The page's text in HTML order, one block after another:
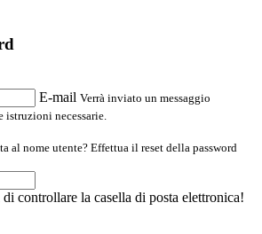
E-mail Verrà inviato un messaggio
necessarie.
al nome utente? Effettua il reset della password
controllare la casella di posta elettronica!